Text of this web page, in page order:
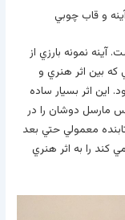
نمونه بارزي از
بين اثر هنري و
اين اثر بسيار ساده
مارسل دوشان را در
معمولي حتي بعد
کند را به اثر هنري